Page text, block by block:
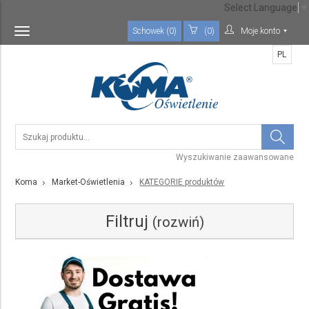
Toggle
navigation
Schowek (0) (0) Moje konto
Wyszukiwanie zaawansowane
PL
Koma Market-Oświetlenia KATEGORIE produktów
Filtruj (rozwiń)
Kategoria
Select Language